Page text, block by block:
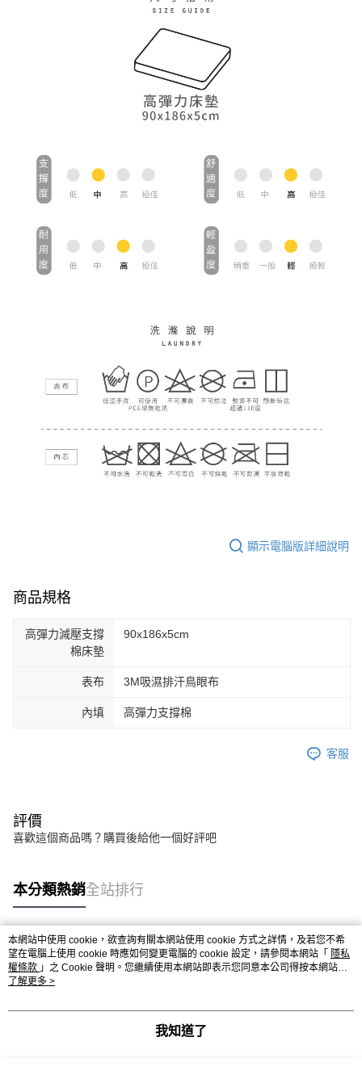
顯示電腦版詳細說明
商品規格
高彈力減壓支撐
棉床墊
90x186x5cm
表布 3M吸濕排汗鳥眼布
內填 高彈力支撐棉
客服
評價
喜歡這個商品嗎？購買後給他一個好評吧
本分類熱銷全站排行
熱門標籤
本網站中使用 cookie，欲查詢有關本網站使用 cookie 方式之詳情，及若您不希
望在電腦上使用 cookie 時應如何變更電腦的 cookie 設定，請參閱本網站「 隱私
權條款 」之 Cookie 聲明。您繼續使用本網站即表示您同意本公司得按本網站使
用條款之 Cookie 聲明使用 cookie。
了解更多 >
我知道了